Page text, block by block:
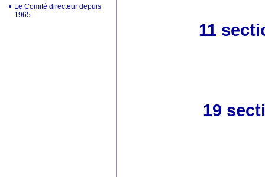
• Le Comité directeur depuis
1965
11
19